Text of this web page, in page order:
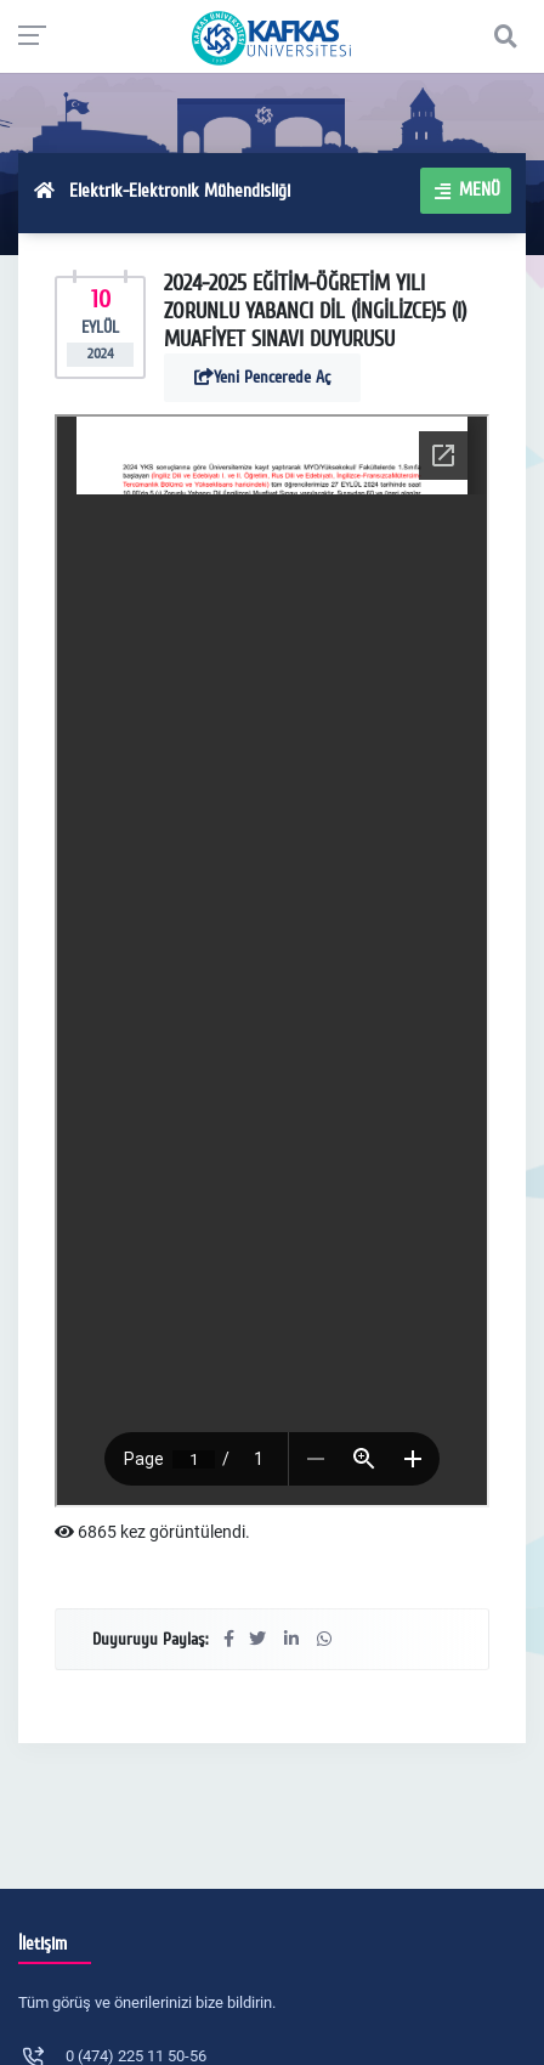
Elektrik-Elektronik Mühendisliği MENÜ
10
EYLÜL
2024
2024-2025 EĞİTİM-ÖĞRETİM YILI
ZORUNLU YABANCI DİL (İNGİLİZCE)5 (I)
MUAFİYET SINAVI DUYURUSU
Yeni Pencerede Aç
6865 kez görüntülendi.
Duyuruyu Paylaş:
İletişim
Tüm görüş ve önerilerinizi bize bildirin.
0 (474) 225 11 50-56